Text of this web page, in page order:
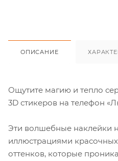
ОПИСАНИЕ
Ощутите магию и тепло
3D стикеров на телефон
Эти волшебные наклейки
иллюстрациями
оттенков, которые